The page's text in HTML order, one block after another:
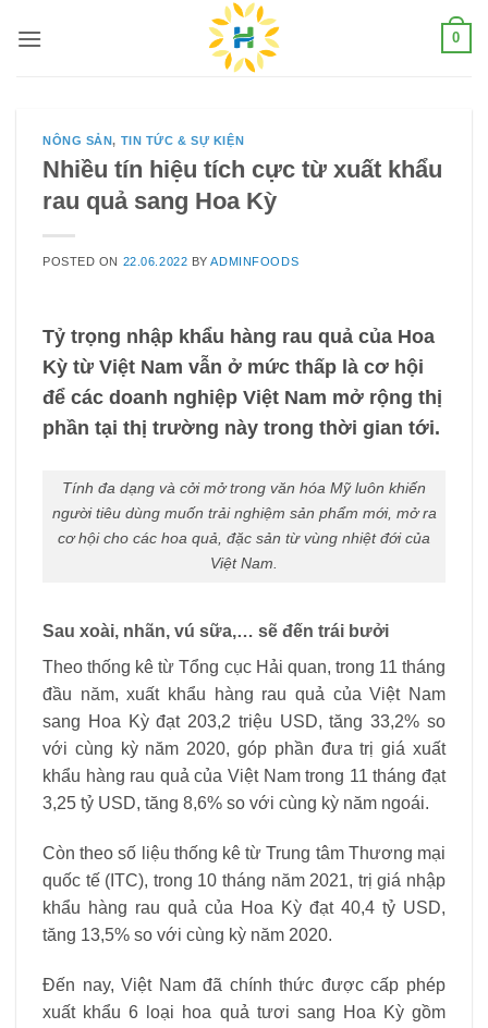
0
NÔNG SẢN, TIN TỨC & SỰ KIỆN
Nhiều tín hiệu tích cực từ xuất khẩu
rau quả sang Hoa Kỳ
POSTED ON 22.06.2022 BYADMINFOODS
Tỷ trọng nhập khẩu hàng rau quả của Hoa
Kỳ từ Việt Nam vẫn ở mức thấp là cơ hội
để các doanh nghiệp Việt Nam mở rộng thị
phần tại thị trường này trong thời gian tới.
Tính đa dạng và cởi mở trong văn hóa Mỹ luôn khiến
người tiêu dùng muốn trải nghiệm sản phẩm mới, mở ra
cơ hội cho các hoa quả, đặc sản từ vùng nhiệt đới của
Việt Nam.
Sau xoài, nhãn, vú sữa,… sẽ đến trái bưởi
Theo thống kê từ Tổng cục Hải quan, trong 11 tháng
đầu năm, xuất khẩu hàng rau quả của Việt Nam
sang Hoa Kỳ đạt 203,2 triệu USD, tăng 33,2% so
với cùng kỳ năm 2020, góp phần đưa trị giá xuất
khẩu hàng rau quả của Việt Nam trong 11 tháng đạt
3,25 tỷ USD, tăng 8,6% so với cùng kỳ năm ngoái.
Còn theo số liệu thống kê từ Trung tâm Thương mại
quốc tế (ITC), trong 10 tháng năm 2021, trị giá nhập
khẩu hàng rau quả của Hoa Kỳ đạt 40,4 tỷ USD,
tăng 13,5% so với cùng kỳ năm 2020.
Đến nay, Việt Nam đã chính thức được cấp phép
xuất khẩu 6 loại hoa quả tươi sang Hoa Kỳ gồm